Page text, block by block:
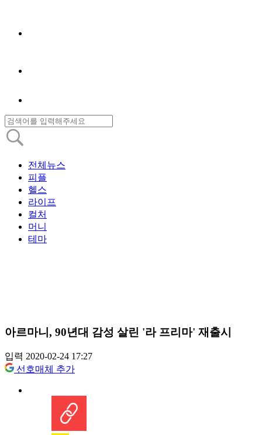
전체뉴스
피플
헬스
라이프
컬처
머니
테마
아르마니, 90년대 감성 살린 '라 프리마' 재출시
입력 2020-02-24 17:27
선호매체 추가